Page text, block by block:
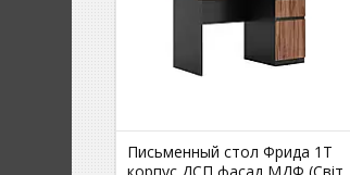
Письменный стол Фрида 1Т